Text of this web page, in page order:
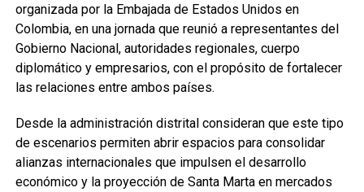
organizada por la Embajada de Estados Unidos en
Colombia, en una jornada que reunió a representantes del
Gobierno Nacional, autoridades regionales, cuerpo
diplomático y empresarios, con el propósito de fortalecer
las relaciones entre ambos países.
Desde la administración distrital consideran que este tipo
de escenarios permiten abrir espacios para consolidar
alianzas internacionales que impulsen el desarrollo
económico y la proyección de Santa Marta en mercados